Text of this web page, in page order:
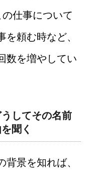
仕事について
頼む時など、
数を増やしてい
してその名前
聞く
景を知れば、